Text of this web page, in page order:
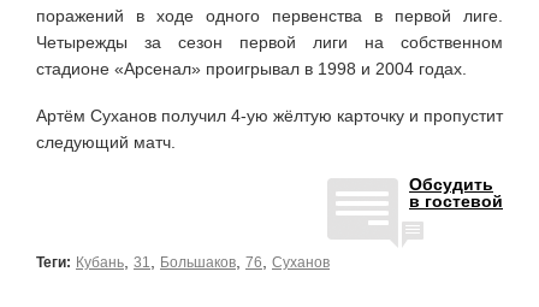
поражений в ходе одного первенства в первой лиге.
Четырежды за сезон первой лиги на собственном
стадионе «Арсенал» проигрывал в 1998 и 2004 годах.
Артём Суханов получил 4-ую жёлтую карточку и пропустит
следующий матч.
Обсудить
в гостевой
Теги: Кубань 31 Большаков 76 Суханов